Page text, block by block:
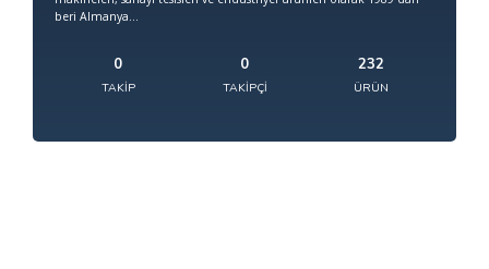
beri Almanya...
0
TAKIP
0
TAKIPÇI
232
ÜRÜN